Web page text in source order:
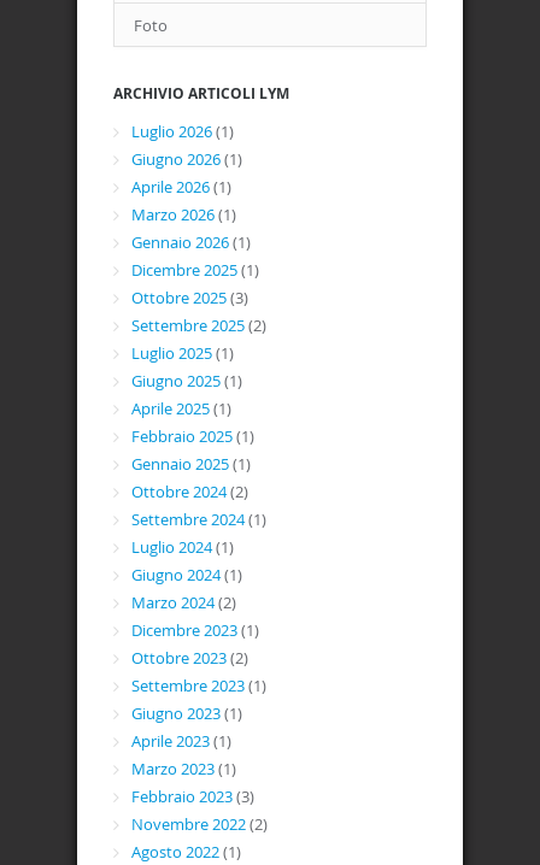
Foto
ARCHIVIO ARTICOLI LYM
Luglio 2026(1)
Giugno 2026(1)
Aprile 2026(1)
Marzo 2026(1)
Gennaio 2026(1)
Dicembre 2025(1)
Ottobre 2025(3)
Settembre 2025(2)
Luglio 2025(1)
Giugno 2025(1)
Aprile 2025(1)
Febbraio 2025(1)
Gennaio 2025(1)
Ottobre 2024(2)
Settembre 2024(1)
Luglio 2024(1)
Giugno 2024(1)
Marzo 2024(2)
Dicembre 2023(1)
Ottobre 2023(2)
Settembre 2023(1)
Giugno 2023(1)
Aprile 2023(1)
Marzo 2023(1)
Febbraio 2023(3)
Novembre 2022(2)
Agosto 2022(1)